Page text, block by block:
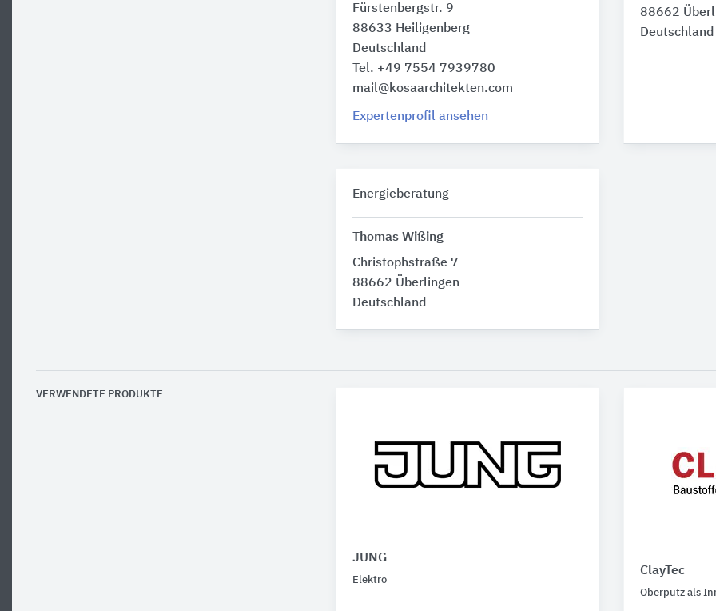
Fürstenbergstr. 9
88633 Heiligenberg
Deutschland
Tel. +49 7554 7939780
mail@kosaarchitekten.com
Expertenprofil ansehen
88662
Deutschland
Energieberatung
Thomas Wißing
Christophstraße 7
88662 Überlingen
Deutschland
VERWENDETE PRODUKTE
JUNG
Elektro
ClayTec
Oberputz als